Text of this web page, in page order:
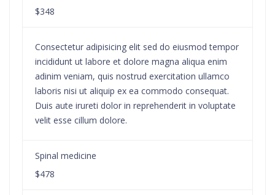
$348
Consectetur adipisicing elit sed do eiusmod tempor
incididunt ut labore et dolore magna aliqua enim
adinim veniam, quis nostrud exercitation ullamco
laboris nisi ut aliquip ex ea commodo consequat.
Duis aute irureti dolor in reprehenderit in voluptate
velit esse cillum dolore.
Spinal medicine
$478